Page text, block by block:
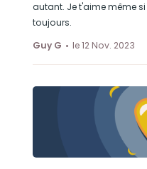
autant. Je t'aime même
toujours.
Guy G
le 12 Nov. 2023